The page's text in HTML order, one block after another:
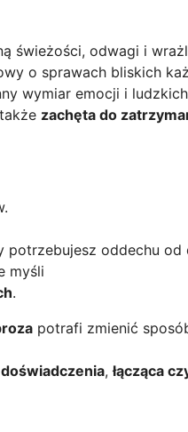
świeżości, odwagi i
o sprawach bliskich
wymiar emocji i
zachęta do
oddechu od
myśli
.
potrafi zmienić
,łącząca